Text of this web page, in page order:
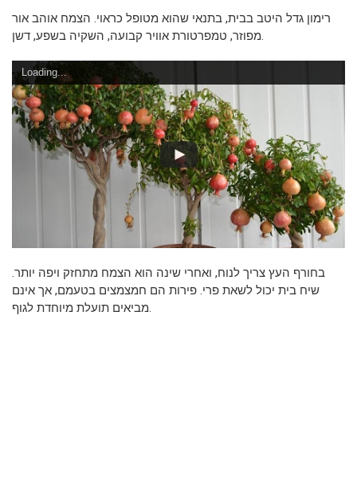
רימון גדל היטב בבית, בתנאי שהוא מטופל כראוי. הצמח אוהב אור
מפוזר, טמפרטורת אוויר קבועה, השקיה בשפע, דשן.
Loading...
בחורף העץ צריך לנוח, ואחרי שינה הוא הצמח מתחזק ויפה יותר.
שיח בית יכול לשאת פרי. פירות הם חמצמצים בטעמם, אך אינם
מביאים תועלת מיוחדת לגוף.